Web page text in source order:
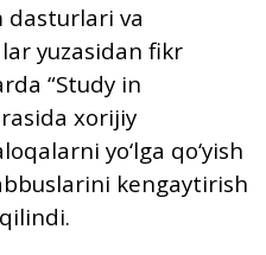
dasturlari va
yuzasidan fikr
“Study in
xorijiy
yo‘lga qo‘yish
kengaytirish